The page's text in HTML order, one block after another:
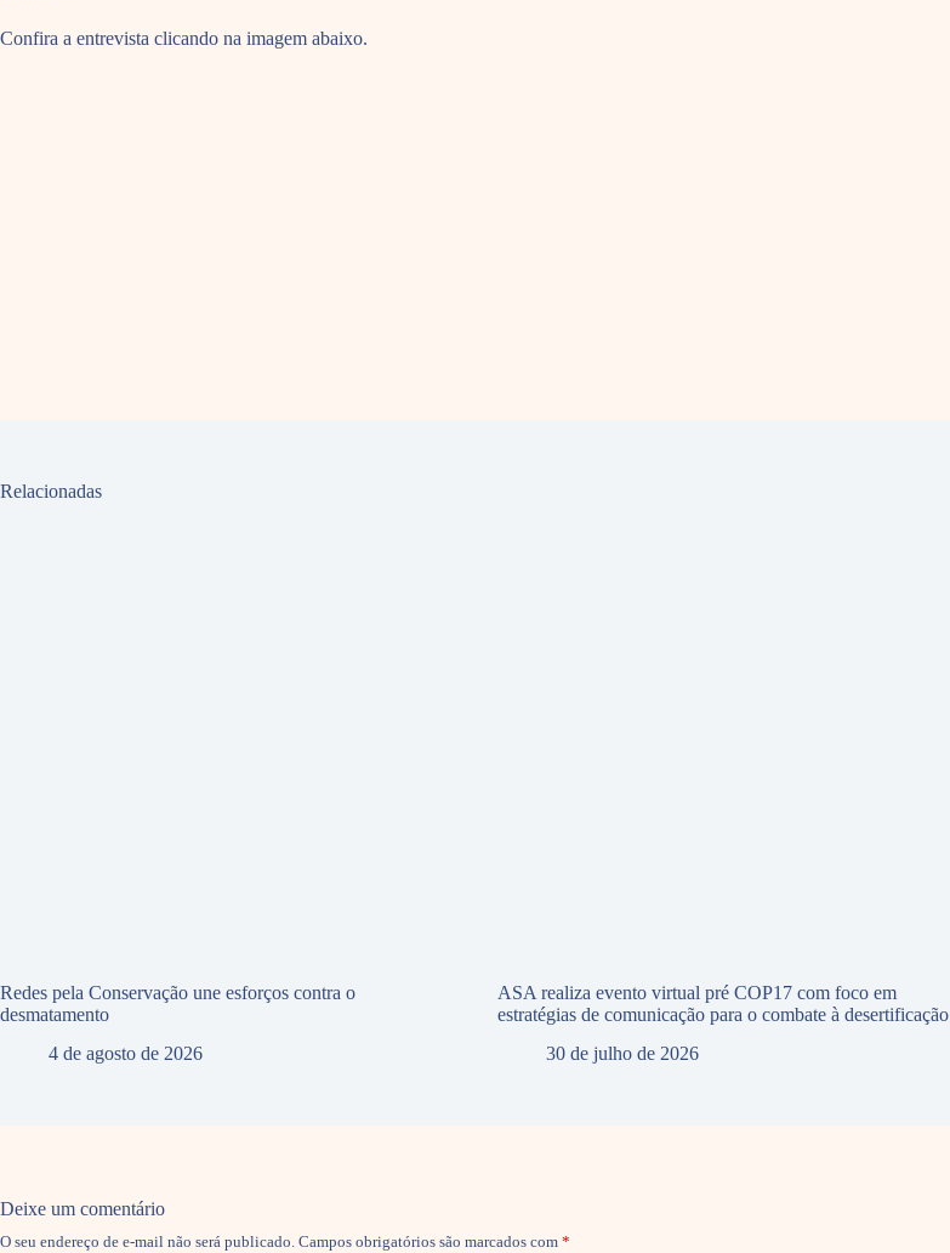
Confira a entrevista clicando na imagem abaixo.
Relacionadas
Redes pela Conservação une esforços contra o
desmatamento
4 de agosto de 2026
ASA realiza evento virtual pré COP17 com foco em
estratégias de comunicação para o combate à desertificação
30 de julho de 2026
Deixe um comentário
O seu endereço de e-mail não será publicado. Campos obrigatórios são marcados com *